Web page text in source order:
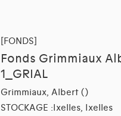
[FONDS]
Fonds Grimmiaux
1_GRIAL
Grimmiaux, Albert ()
STOCKAGE :Ixelles, Ixelles